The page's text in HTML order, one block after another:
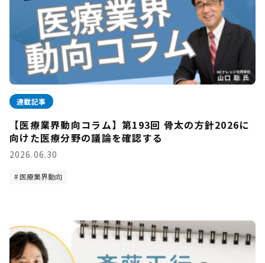
連載記事
【医療業界動向コラム】第193回 骨太の方針2026に
向けた医療分野の議論を確認する
2026.06.30
医療業界動向